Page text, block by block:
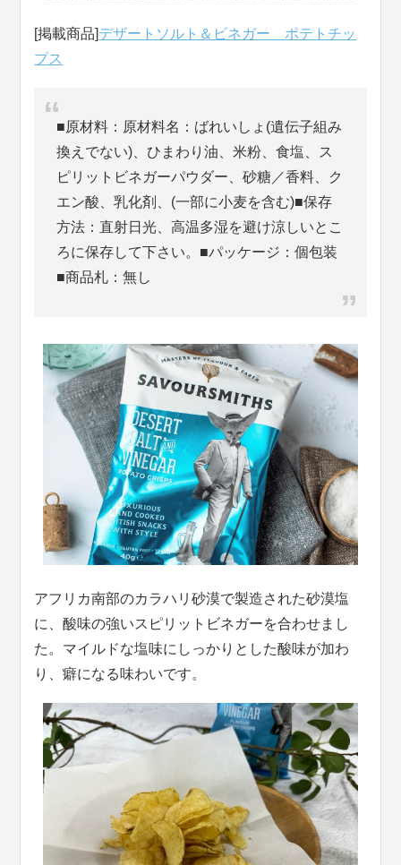
[掲載商品]デザートソルト＆ビネガー ポテトチッ
プス
■原材料：原材料名：ばれいしょ(遺伝子組み
換えでない)、ひまわり油、米粉、食塩、ス
ピリットビネガーパウダー、砂糖／香料、ク
エン酸、乳化剤、(一部に小麦を含む)■保存
方法：直射日光、高温多湿を避け涼しいとこ
ろに保存して下さい。■パッケージ：個包装
■商品札：無し
アフリカ南部のカラハリ砂漠で製造された砂漠塩
に、酸味の強いスピリットビネガーを合わせまし
た。マイルドな塩味にしっかりとした酸味が加わ
り、癖になる味わいです。